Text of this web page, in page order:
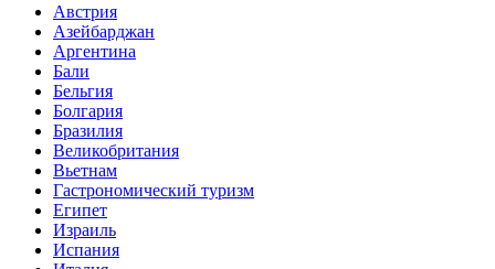
Австрия
Азейбарджан
Аргентина
Бали
Бельгия
Болгария
Бразилия
Великобритания
Вьетнам
Гастрономический туризм
Египет
Израиль
Испания